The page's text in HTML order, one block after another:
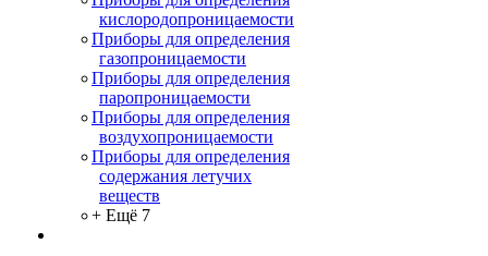
кислородопроницаемости
Приборы для определения
газопроницаемости
Приборы для определения
паропроницаемости
Приборы для определения
воздухопроницаемости
Приборы для определения
содержания летучих
веществ
+ Ещё 7